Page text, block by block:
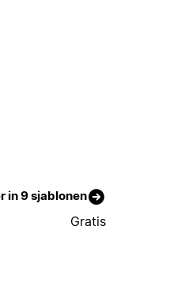
in 9 sjablonen
Gratis